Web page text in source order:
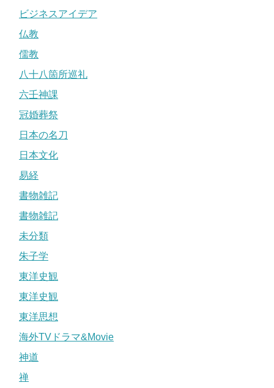
ビジネスアイデア
仏教
儒教
八十八箇所巡礼
六壬神課
冠婚葬祭
日本の名刀
日本文化
易経
書物雑記
書物雑記
未分類
朱子学
東洋史観
東洋史観
東洋思想
海外TVドラマ&Movie
神道
禅